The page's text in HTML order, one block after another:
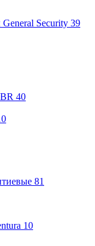
Security 39
40
81
10